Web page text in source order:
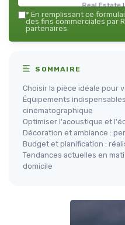
Real
* En remplissant ce
des fins commerciales par
partenaires.
SOMMAIRE
Choisir la pièce idéale pour
Équipements
cinématographique
Optimiser l'acoustique et
Décoration et ambiance :
Budget et planification :
Tendances actuelles en
domicile